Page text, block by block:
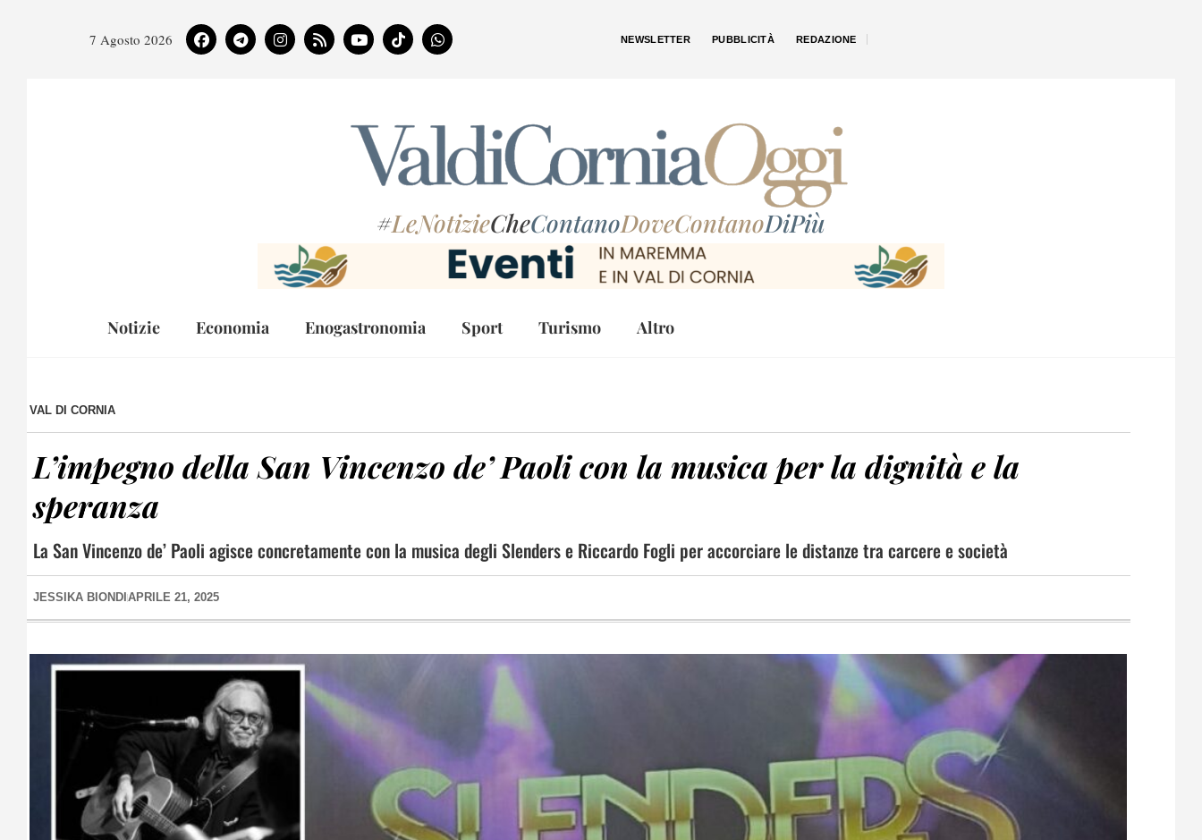
7 Agosto 2026 NEWSLETTER PUBBLICITÀ REDAZIONE
#LeNotizieCheContanoDoveContanoDiPiù
Notizie Economia Enogastronomia Sport Turismo Altro
VAL DI CORNIA
L’impegno della San Vincenzo de’ Paoli con la musica per la dignità e la
speranza
La San Vincenzo de’ Paoli agisce concretamente con la musica degli Slenders e Riccardo Fogli per accorciare le distanze tra carcere e società
JESSIKA BIONDI APRILE 21, 2025